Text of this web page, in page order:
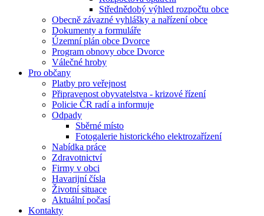
Střednědobý výhled rozpočtu obce
Obecně závazné vyhlášky a nařízení obce
Dokumenty a formuláře
Územní plán obce Dvorce
Program obnovy obce Dvorce
Válečné hroby
Pro občany
Platby pro veřejnost
Připravenost obyvatelstva - krizové řízení
Policie ČR radí a informuje
Odpady
Sběrné místo
Fotogalerie historického elektrozařízení
Nabídka práce
Zdravotnictví
Firmy v obci
Havarijní čísla
Životní situace
Aktuální počasí
Kontakty